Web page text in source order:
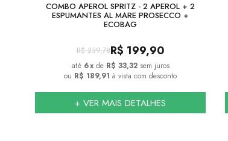
COMBO APEROL SPRITZ - 2 APEROL + 2
ESPUMANTES AL MARE PROSECCO +
ECOBAG
R$ 239,78R$ 199,90
6x de R$ 33,32 sem juros
ou R$ 189,91 à vista com desconto
+ VER MAIS DETALHES